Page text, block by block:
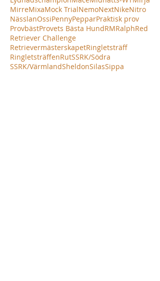
MirreMixaMock TrialNemoNextNikeNitro
NässlanOssiPennyPepparPraktisk prov
ProvbästProvets Bästa HundRMRalphRed
Retriever Challenge
RetrievermästerskapetRingletsträff
RingletsträffenRutSSRK/Södra
SSRK/VärmlandSheldonSilasSippa